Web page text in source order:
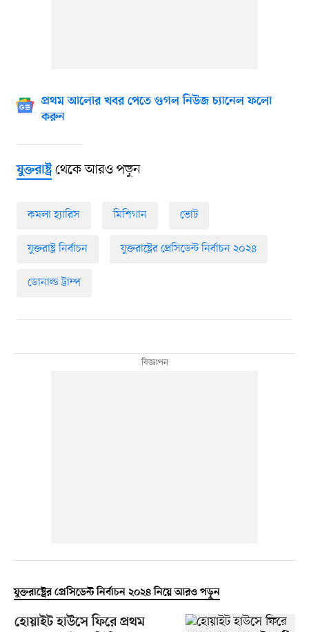
প্রথম আলোর খবর পেতে গুগল নিউজ চ্যানেল ফলো
করুন
যুক্তরাষ্ট্রথেকে আরও পড়ুন
কমলা হ্যারিস মিশিগান ভোট
যুক্তরাষ্ট্র নির্বাচন যুক্তরাষ্ট্রের প্রেসিডেন্ট নির্বাচন ২০২৪
ডোনাল্ড ট্রাম্প
যুক্তরাষ্ট্রের প্রেসিডেন্ট নির্বাচন ২০২৪ নিয়ে আরও পড়ুন
হোয়াইট হাউসে ফিরে প্রথম